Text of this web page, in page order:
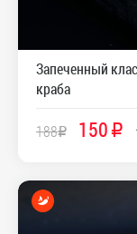
Запеченный
краба
188R 150R